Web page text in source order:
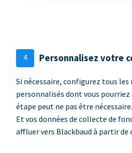
4 Personnalisez votre
Si nécessaire, configurez tous les
personnalisés dont vous
étape peut ne pas être nécessaire.
Et vos données de collecte de
affluer vers Blackbaud à partir de